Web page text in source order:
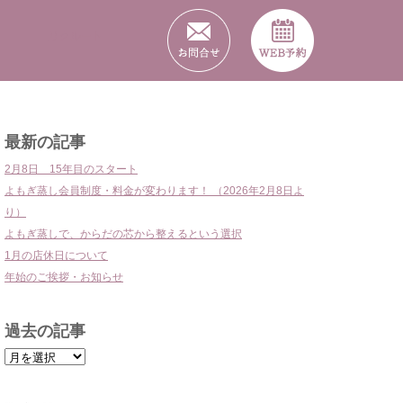
最新の記事
2月8日 15年目のスタート
よもぎ蒸し会員制度・料金が変わります！ （2026年2月8日よ
り）
よもぎ蒸しで、からだの芯から整えるという選択
1月の店休日について
年始のご挨拶・お知らせ
過去の記事
過
の